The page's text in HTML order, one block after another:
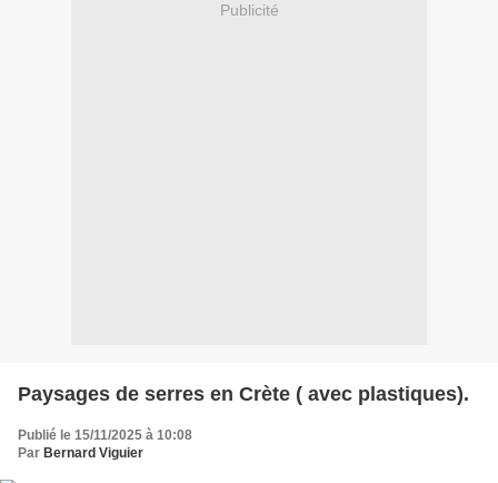
Publicité
Paysages de serres en Crète ( avec plastiques).
Publié le 15/11/2025 à 10:08
Par Bernard Viguier